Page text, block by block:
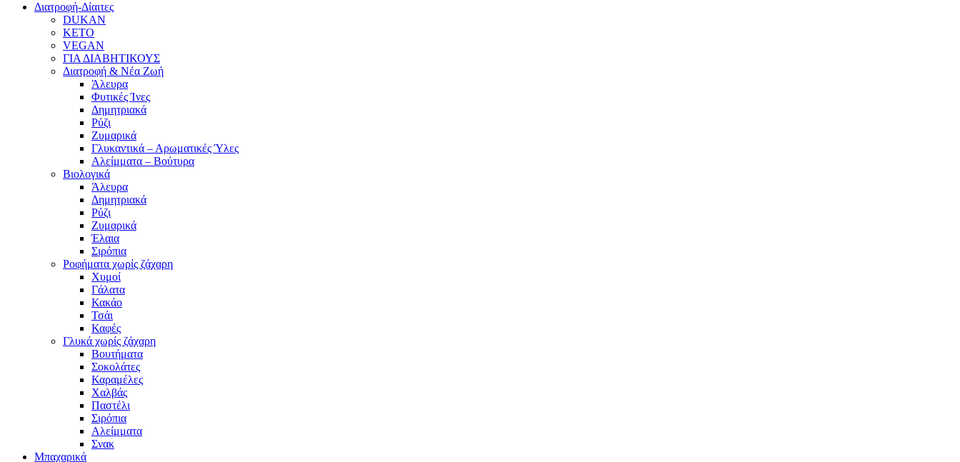
Διατροφή-Δίαιτες
DUKAN
KETO
VEGAN
ΓΙΑ ΔΙΑΒΗΤΙΚΟΥΣ
Διατροφή & Νέα Ζωή
Άλευρα
Φυτικές Ίνες
Δημητριακά
Ρύζι
Ζυμαρικά
Γλυκαντικά – Αρωματικές Ύλες
Αλείμματα – Βούτυρα
Βιολογικά
Άλευρα
Δημητριακά
Ρύζι
Ζυμαρικά
Έλαια
Σιρόπια
Ροφήματα χωρίς ζάχαρη
Χυμοί
Γάλατα
Κακάο
Τσάι
Καφές
Γλυκά χωρίς ζάχαρη
Βουτήματα
Σοκολάτες
Καραμέλες
Χαλβάς
Παστέλι
Σιρόπια
Αλείμματα
Σνακ
Μπαχαρικά